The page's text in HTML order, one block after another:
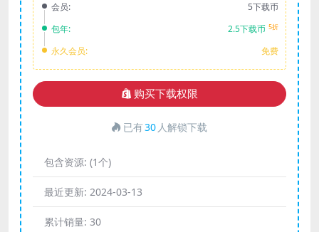
会员:
5下载币
包年:
2.5下载币 5折
永久会员: 免费
购买下载权限
已有30 人解锁下载
包含资源: (1个)
最近更新: 2024-03-13
累计销量: 30